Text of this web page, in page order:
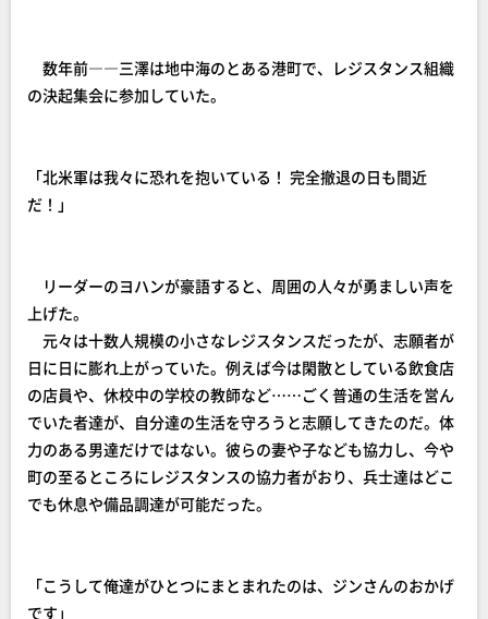
数年前――三澤は地中海のとある港町で、レジスタンス組織
の決起集会に参加していた。
「北米軍は我々に恐れを抱いている！ 完全撤退の日も間近
だ！」
リーダーのヨハンが豪語すると、周囲の人々が勇ましい声を
上げた。
元々は十数人規模の小さなレジスタンスだったが、志願者が
日に日に膨れ上がっていた。例えば今は閑散としている飲食店
の店員や、休校中の学校の教師など……ごく普通の生活を営ん
でいた者達が、自分達の生活を守ろうと志願してきたのだ。体
力のある男達だけではない。彼らの妻や子なども協力し、今や
町の至るところにレジスタンスの協力者がおり、兵士達はどこ
でも休息や備品調達が可能だった。
「こうして俺達がひとつにまとまれたのは、ジンさんのおかげ
です」